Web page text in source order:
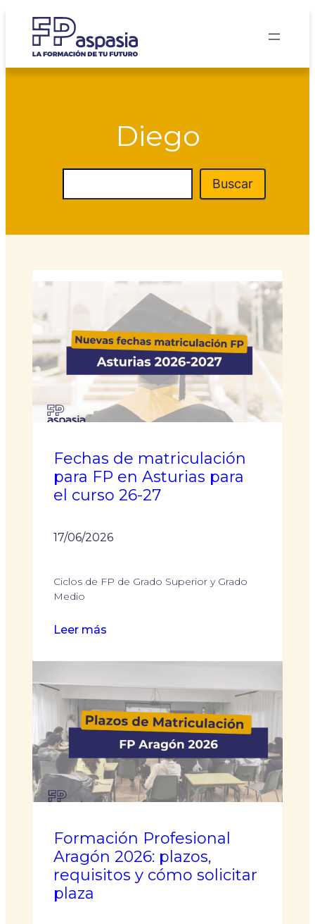
Diego
Buscar
Fechas de matriculación
para FP en Asturias para
el curso 26-27
17/06/2026
Ciclos de FP de Grado Superior y Grado
Medio
Leer más
de
para
FP
en
Asturias
para
el
curso
27
Formación Profesional
Aragón 2026: plazos,
requisitos y cómo solicitar
plaza